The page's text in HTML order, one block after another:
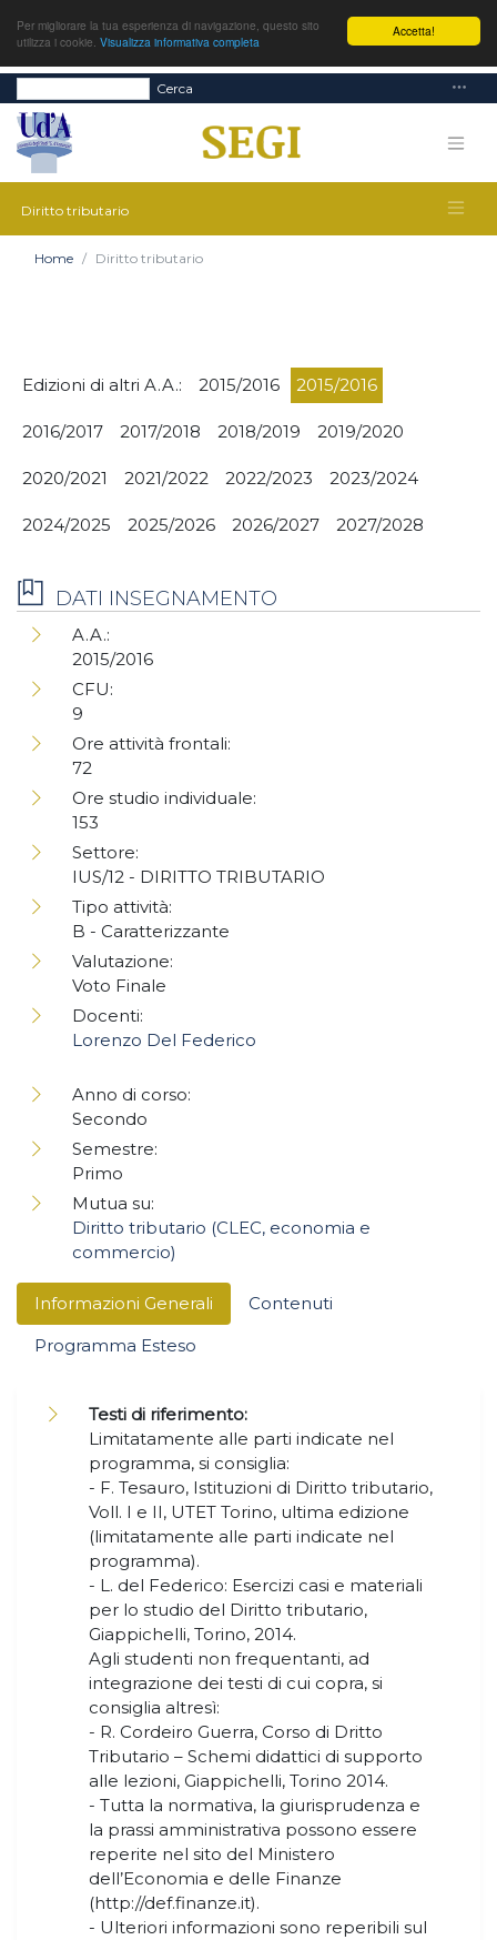
Accetta!
Per migliorare la tua esperienza di navigazione, questo sito
utilizza i cookie. Visualizza informativa completa
Cerca
Diritto tributario
Home Diritto tributario
Edizioni di altri A.A.: 2015/2016 2015/2016
2016/2017 2017/2018 2018/2019 2019/2020
2020/2021 2021/2022 2022/2023 2023/2024
2024/2025 2025/2026 2026/2027 2027/2028
Informazioni Generali
Contenuti
Programma Esteso
Testi di riferimento:
Limitatamente alle parti indicate nel
programma, si consiglia:
- F. Tesauro, Istituzioni di Diritto tributario,
Voll. I e II, UTET Torino, ultima edizione
(limitatamente alle parti indicate nel
programma).
- L. del Federico: Esercizi casi e materiali
per lo studio del Diritto tributario,
Giappichelli, Torino, 2014.
Agli studenti non frequentanti, ad
integrazione dei testi di cui copra, si
consiglia altresì:
- R. Cordeiro Guerra, Corso di Dritto
Tributario – Schemi didattici di supporto
alle lezioni, Giappichelli, Torino 2014.
- Tutta la normativa, la giurisprudenza e
la prassi amministrativa possono essere
reperite nel sito del Ministero
dell’Economia e delle Finanze
(http://def.finanze.it).
- Ulteriori informazioni sono reperibili sul
DATI INSEGNAMENTO
A.A.:
2015/2016
CFU:
9
Ore attività frontali:
72
Ore studio individuale:
153
Settore:
IUS/12 - DIRITTO TRIBUTARIO
Tipo attività:
B - Caratterizzante
Valutazione:
Voto Finale
Docenti:
Lorenzo Del Federico
Anno di corso:
Secondo
Semestre:
Primo
Mutua su:
Diritto tributario (CLEC, economia e
commercio)